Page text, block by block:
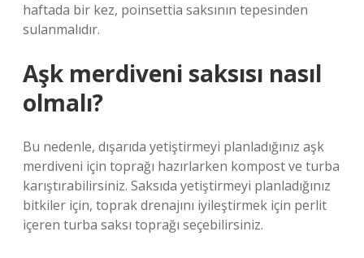
haftada bir kez, poinsettia saksının tepesinden
sulanmalıdır.
Aşk merdiveni saksısı nasıl
olmalı?
Bu nedenle, dışarıda yetiştirmeyi planladığınız aşk
merdiveni için toprağı hazırlarken kompost ve turba
karıştırabilirsiniz. Saksıda yetiştirmeyi planladığınız
bitkiler için, toprak drenajını iyileştirmek için perlit
içeren turba saksı toprağı seçebilirsiniz.